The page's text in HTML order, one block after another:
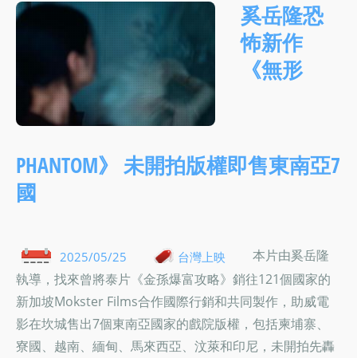
奚岳隆恐
怖新作
《無形
PHANTOM》 未開拍版權即售東南亞7
國
2025/05/25 台灣上映
本片由奚岳隆
執導，找來曾將泰片《金孫爆富攻略》銷往121個國家的
新加坡Mokster Films合作國際行銷和共同製作，助威電
影在坎城售出7個東南亞國家的戲院版權，包括柬埔寨、
寮國、越南、緬甸、馬來西亞、汶萊和印尼，未開拍先轟